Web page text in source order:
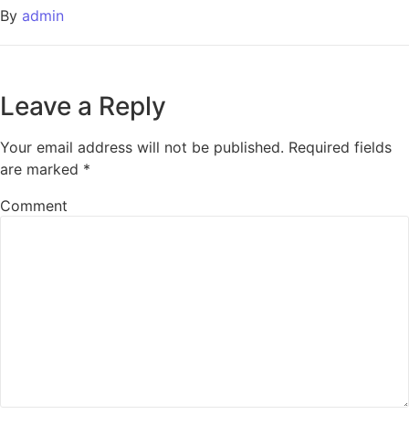
By admin
Leave a Reply
Your email address will not be published. Required fields
are marked *
Comment